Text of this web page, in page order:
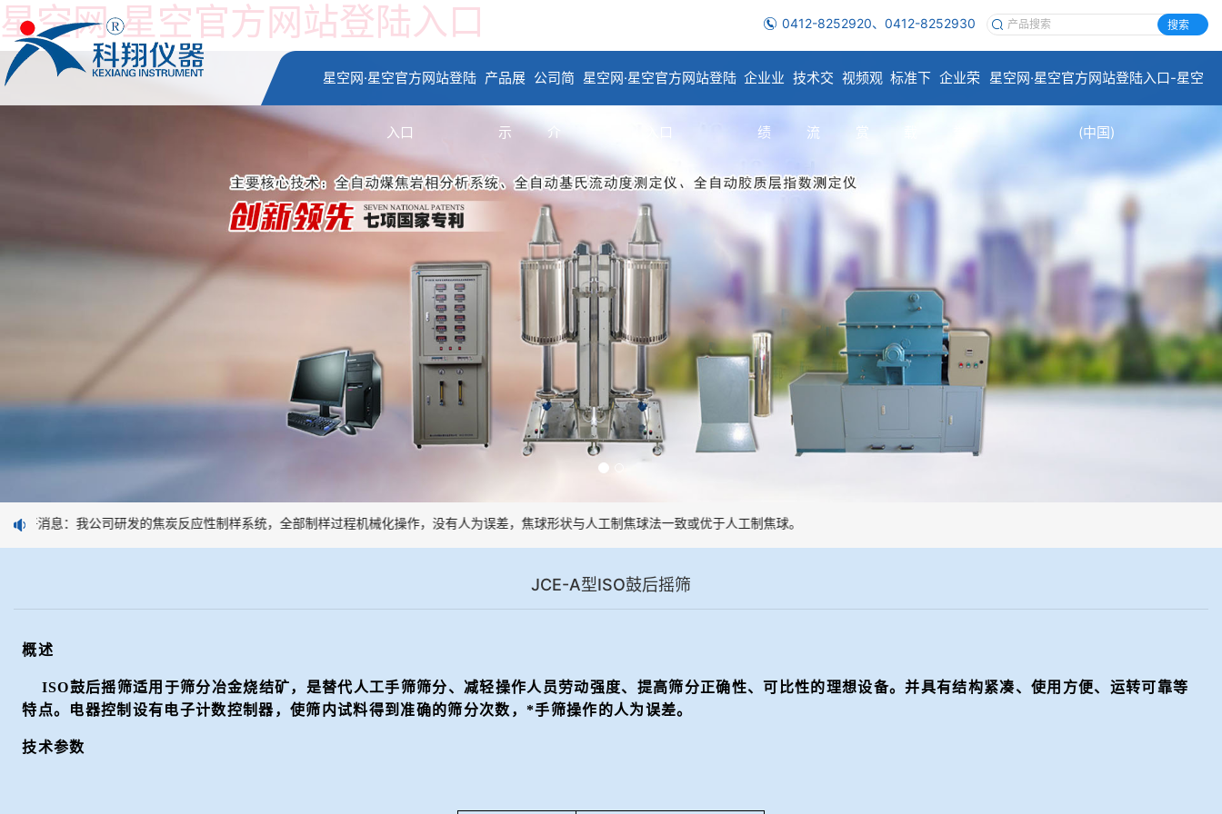
星空网·星空官方网站登陆入口 0412-8252920、0412-8252930 搜索
星空网·星空官方网站登陆
入口
产品展
示
公司简
介
星空网·星空官方网站登陆
入口
企业业
绩
技术交
流
视频观
赏
标准下 企业荣 星空网·星空官方网站登陆入口-星空
(中国)
好消息：我公司研发的焦炭反应性制样系统，全部制样过程机械化操作，没有人为误差，焦球形状与人工制焦球法一致或优于人工制焦球。
JCE-A型ISO鼓后摇筛
概述
ISO鼓后摇筛适用于筛分冶金烧结矿，是替代人工手筛筛分、减轻操作人员劳动强度、提高筛分正确性、可比性的理想设备。并具有结构紧凑、使用方便、运转可靠等
特点。电器控制设有电子计数控制器，使筛内试料得到准确的筛分次数，*手筛操作的人为误差。
技术参数